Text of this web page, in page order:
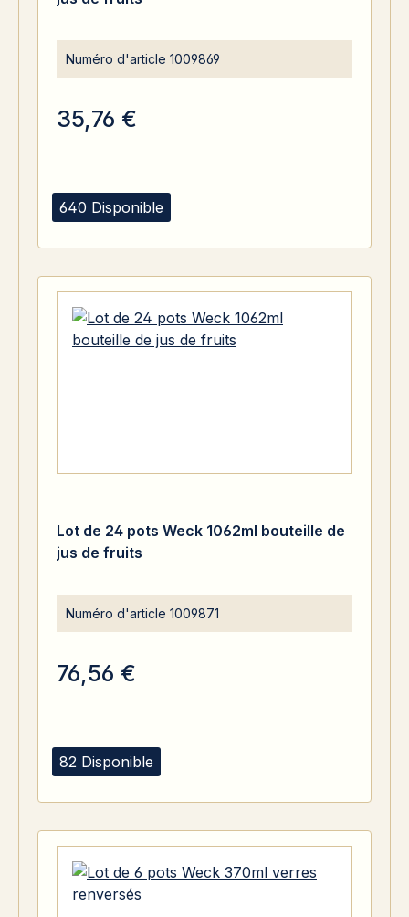
640 Disponible
Numéro d'article 1009869
35,76 €
82 Disponible
Lot de 24 pots Weck 1062ml bouteille de
jus de fruits
Numéro d'article 1009871
76,56 €